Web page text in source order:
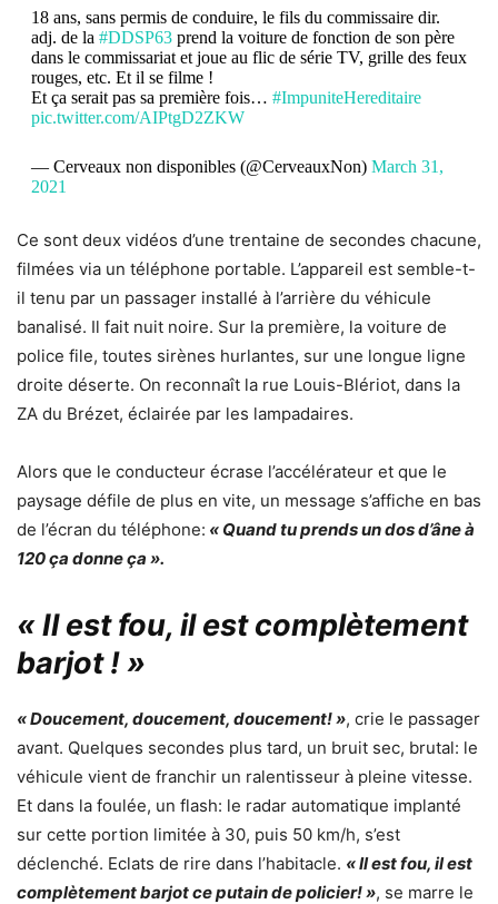
18 ans, sans permis de conduire, le fils du commissaire dir.
adj. de la #DDSP63prend la voiture de fonction de son père
dans le commissariat et joue au flic de série TV, grille des feux
rouges, etc. Et il se filme !
Et ça serait pas sa première fois… #ImpuniteHereditaire
pic.twitter.com/AIPtgD2ZKW
— Cerveaux non disponibles (@CerveauxNon) March 31,
2021
Ce sont deux vidéos d’une trentaine de secondes chacune,
filmées via un téléphone portable. L’appareil est semble-t-
il tenu par un passager installé à l’arrière du véhicule
banalisé. Il fait nuit noire. Sur la première, la voiture de
police file, toutes sirènes hurlantes, sur une longue ligne
droite déserte. On reconnaît la rue Louis-Blériot, dans la
ZA du Brézet, éclairée par les lampadaires.
Alors que le conducteur écrase l’accélérateur et que le
paysage défile de plus en vite, un message s’affiche en bas
de l’écran du téléphone: « Quand tu prends un dos d’âne à
120 ça donne ça ».
« Il est fou, il est complètement
barjot ! »
« Doucement, doucement, doucement! », crie le passager
avant. Quelques secondes plus tard, un bruit sec, brutal: le
véhicule vient de franchir un ralentisseur à pleine vitesse.
Et dans la foulée, un flash: le radar automatique implanté
sur cette portion limitée à 30, puis 50 km/h, s’est
déclenché. Eclats de rire dans l’habitacle. « Il est fou, il est
complètement barjot ce putain de policier! », se marre le